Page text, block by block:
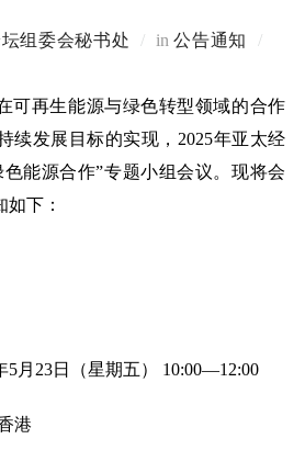
组委会秘书处 in公告通知
可再生能源与绿色转型领域的合作
续发展目标的实现， 2025年亚太经
能源合作”专题小组会议。现将会
下：
5月 23日（星期五） 10:00—12:00
港